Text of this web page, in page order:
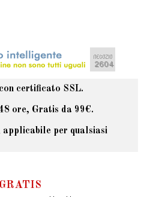
certificato SSL.
ore, Gratis da 99€.
applicabile per qualsiasi